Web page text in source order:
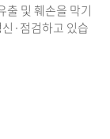
출 및 훼손을 막기
·점검하고 있습